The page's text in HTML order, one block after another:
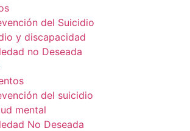
del Suicidio
y discapacidad
no Deseada
del suicidio
mental
No Deseada